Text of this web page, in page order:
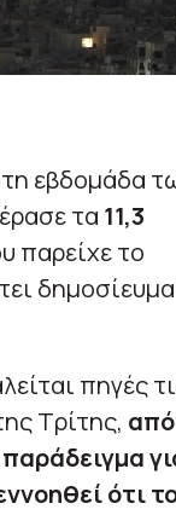
εβδομάδα
τα 11,3
παρείχε το
πηγές
Τρίτης,
ότι